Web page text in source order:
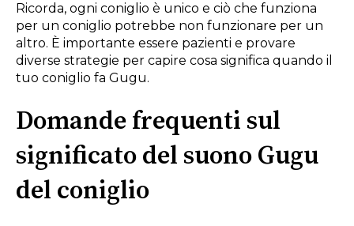
Ricorda, ogni coniglio è unico e ciò che funziona
per un coniglio potrebbe non funzionare per un
altro. È importante essere pazienti e provare
diverse strategie per capire cosa significa quando il
tuo coniglio fa Gugu.
Domande frequenti sul
significato del suono Gugu
del coniglio